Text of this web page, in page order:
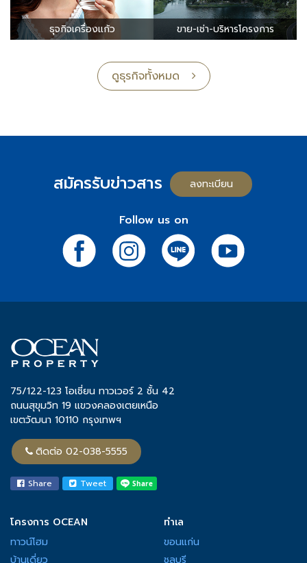
โรงเรียนนานาชาติ ท่าจอดเรือยอช์ท
ธุจกิจเครื่องแก้ว ขาย-เช่า-บริหารโครงการ
สมัครรับข่าวสาร
Follow us on